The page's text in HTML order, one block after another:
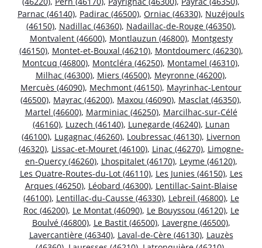
Parnac (46140), Padirac (46500), Orniac (46330), Nuzéjouls
(46150), Nadillac (46360), Nadaillac-de-Rouge (46350),
Montvalent (46600), Montlauzun (46800), Montgesty
(46150), Montet-et-Bouxal (46210), Montdoumerc (46230),
Montcuq (46800), Montcléra (46250), Montamel (46310),
Milhac (46300), Miers (46500), Meyronne (46200),
Mercuès (46090), Mechmont (46150), Mayrinhac-Lentour
(46500), Mayrac (46200), Maxou (46090), Masclat (46350),
Martel (46600), Marminiac (46250), Marcilhac-sur-Célé
(46160), Luzech (46140), Lunegarde (46240), Lunan
(46100), Lugagnac (46260), Loubressac (46130), Livernon
(46320), Lissac-et-Mouret (46100), Linac (46270), Limogne-
en-Quercy (46260), Lhospitalet (46170), Leyme (46120),
Les Quatre-Routes-du-Lot (46110), Les Junies (46150), Les
Arques (46250), Léobard (46300), Lentillac-Saint-Blaise
(46100), Lentillac-du-Causse (46330), Lebreil (46800), Le
Roc (46200), Le Montat (46090), Le Bouyssou (46120), Le
Boulvé (46800), Le Bastit (46500), Lavergne (46500),
Lavercantière (46340), Laval-de-Cère (46130), Lauzès